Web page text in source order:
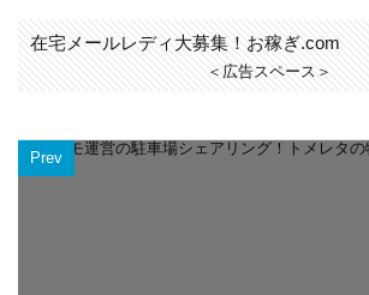
在宅メールレディ大募集！お稼ぎ.com
＜広告スペース＞
Prev